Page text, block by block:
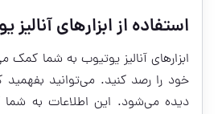
استفاده از ابزارهای آنالیز
ابزارهای آنالیز یوتیوب به شما کمک
خود را رصد کنید. می‌توانید بفهمید
دیده می‌شود. این اطلاعات به